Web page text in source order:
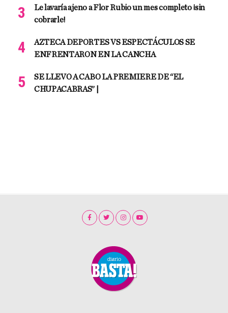
Le lavaría ajeno a Flor Rubio un mes completo ¡sin
cobrarle!
AZTECA DEPORTES VS ESPECTÁCULOS SE
ENFRENTARON EN LA CANCHA
SE LLEVO A CABO LA PREMIERE DE “EL
CHUPACABRAS” |